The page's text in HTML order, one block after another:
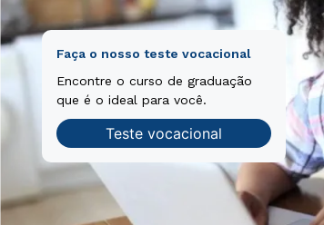
Faça o nosso teste vocacional
Encontre o curso de graduação
que é o ideal para você.
Teste vocacional